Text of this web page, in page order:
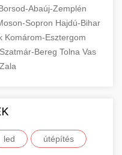
Abaúj-Zemplén
Sopron Hajdú-Bihar
Komárom-Esztergom
Bereg Tolna Vas
Zala
led útépítés